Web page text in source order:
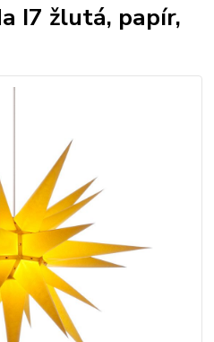
I7 žlutá, papír,